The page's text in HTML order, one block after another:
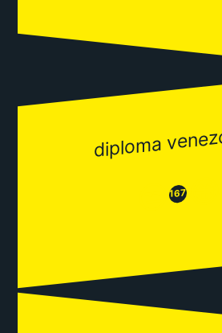
diploma
😒167😂